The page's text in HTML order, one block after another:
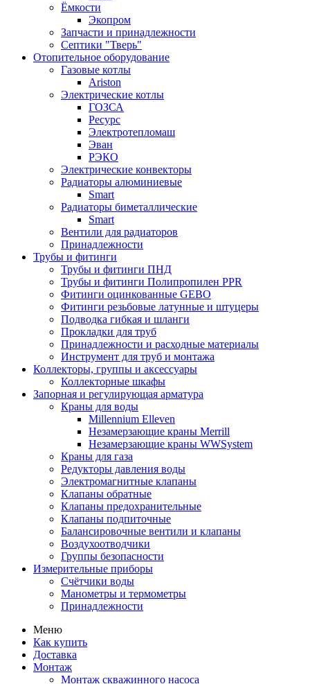
Ёмкости
Экопром
Запчасти и принадлежности
Септики "Тверь"
Отопительное оборудование
Газовые котлы
Ariston
Электрические котлы
ГОЗСА
Ресурс
Электротепломаш
Эван
РЭКО
Электрические конвекторы
Радиаторы алюминиевые
Smart
Радиаторы биметаллические
Smart
Вентили для радиаторов
Принадлежности
Трубы и фитинги
Трубы и фитинги ПНД
Трубы и фитинги Полипропилен PPR
Фитинги оцинкованные GEBO
Фитинги резьбовые латунные и штуцеры
Подводка гибкая и шланги
Прокладки для труб
Принадлежности и расходные материалы
Инструмент для труб и монтажа
Коллекторы, группы и аксессуары
Коллекторные шкафы
Запорная и регулирующая арматура
Краны для воды
Millennium Elleven
Незамерзающие краны Merrill
Незамерзающие краны WWSystem
Краны для газа
Редукторы давления воды
Электромагнитные клапаны
Клапаны обратные
Клапаны предохранительные
Клапаны подпиточные
Балансировочные вентили и клапаны
Воздухоотводчики
Группы безопасности
Измерительные приборы
Счётчики воды
Манометры и термометры
Принадлежности
Меню
Как купить
Доставка
Монтаж
Монтаж скважинного насоса